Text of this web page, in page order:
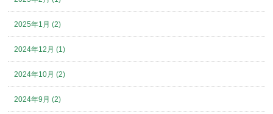
2025年1月 (2)
2024年12月 (1)
2024年10月 (2)
2024年9月 (2)